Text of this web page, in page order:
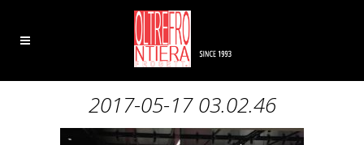
2017-05-17 03.02.46